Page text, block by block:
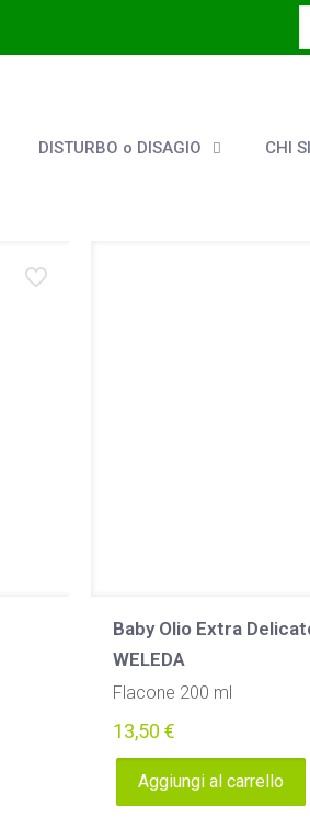
DISTURBO o DISAGIO CHI
Baby Olio Extra
WELEDA
Flacone 200 ml
13,50 €
Aggiungi al carrello